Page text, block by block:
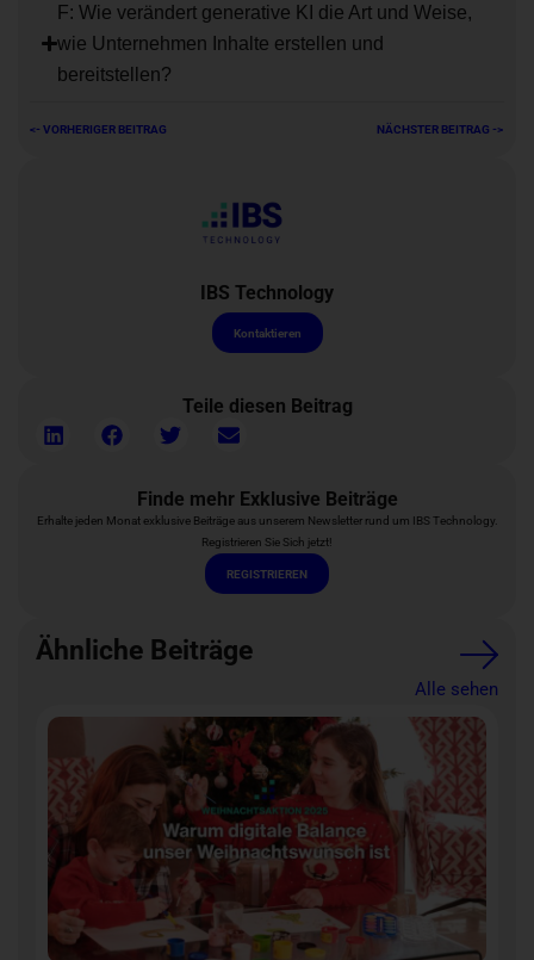
F: Wie verändert generative KI die Art und Weise,
wie Unternehmen Inhalte erstellen und
bereitstellen?
<- VORHERIGER BEITRAG NÄCHSTER BEITRAG ->
IBS Technology
Kontaktieren
Teile diesen Beitrag
Finde mehr Exklusive Beiträge
Erhalte jeden Monat exklusive Beiträge aus unserem Newsletter rund um IBS Technology.
Registrieren Sie Sich jetzt!
REGISTRIEREN
Ähnliche Beiträge
Alle sehen